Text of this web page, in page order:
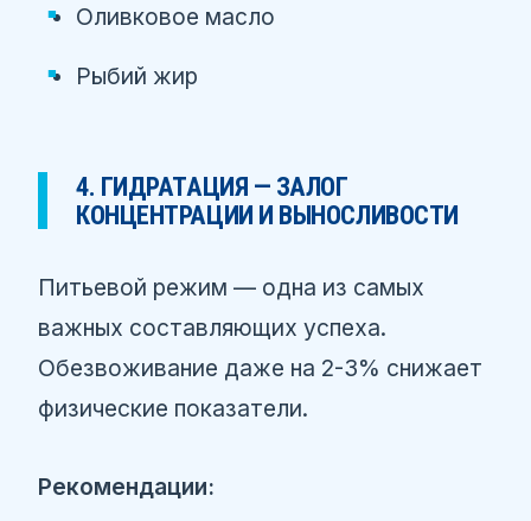
Оливковое масло
Рыбий жир
4. ГИДРАТАЦИЯ — ЗАЛОГ
КОНЦЕНТРАЦИИ И ВЫНОСЛИВОСТИ
Питьевой режим — одна из самых
важных составляющих успеха.
Обезвоживание даже на 2-3% снижает
физические показатели.
Рекомендации: